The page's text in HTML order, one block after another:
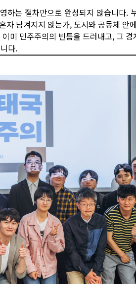
하는 절차만으로 완성되지 않습니다.
자 남겨지지 않는가, 도시와 공동체 안
미 민주주의의 빈틈을 드러내고, 그
다.